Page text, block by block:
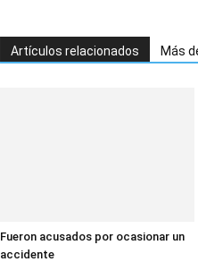
Artículos relacionados Más
Fueron acusados por ocasionar un
accidente